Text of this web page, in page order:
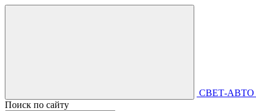
СВЕТ-АВТО
Поиск по сайту